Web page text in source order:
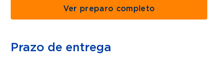
Ver preparo completo
Prazo de entrega